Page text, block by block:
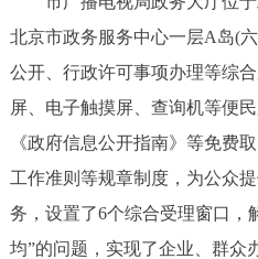
北京市政务服务中心一层A岛(
公开、行政许可事项办理等综
屏、电子触摸屏、查询机等便
《政府信息公开指南》等免费
工作准则等规章制度，为公众
务，设置了6个综合受理窗口，
均”的问题，实现了企业、群众